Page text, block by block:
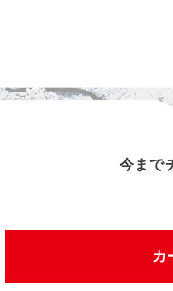
カ
今まで
この商品を見た人